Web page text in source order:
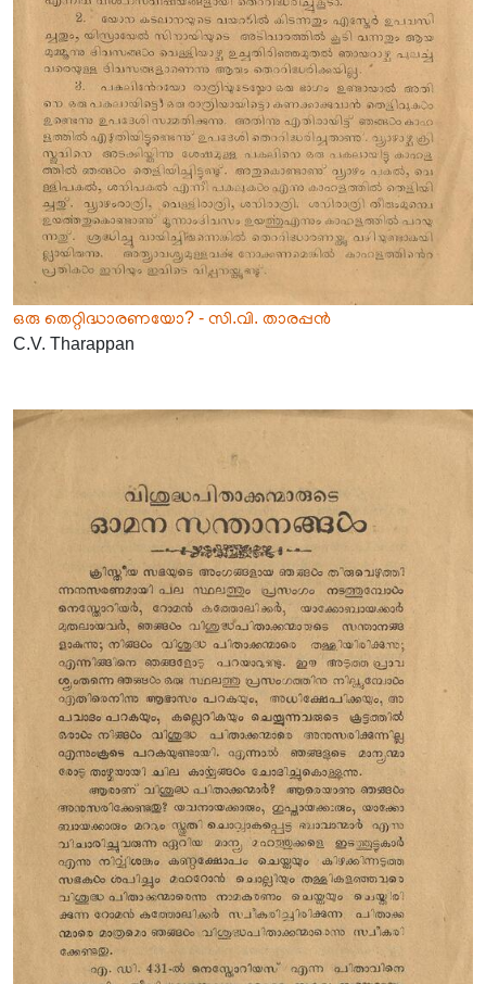
ഒരു തെറ്റിദ്ധാരണയോ? - സി.വി. താരപ്പൻ
C.V. Tharappan